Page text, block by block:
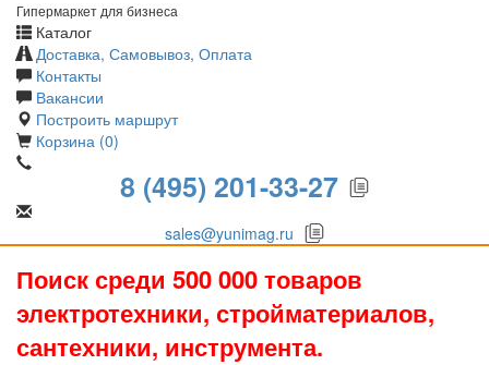
Гипермаркет для бизнеса
Каталог
Доставка, Самовывоз, Оплата
Контакты
Вакансии
Построить маршрут
Корзина (0)
8 (495) 201-33-27
sales@yunimag.ru
Поиск среди 500 000 товаров
электротехники, стройматериалов,
сантехники, инструмента.